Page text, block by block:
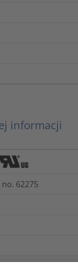
informacji
no. 62275